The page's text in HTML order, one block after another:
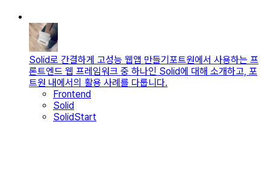
Solid로 간결하게 고성능 웹앱 만들기포트원에서 사용하는 프
론트엔드 웹 프레임워크 중 하나인 Solid에 대해 소개하고, 포
트원 내에서의 활용 사례를 다룹니다.
Frontend
Solid
SolidStart